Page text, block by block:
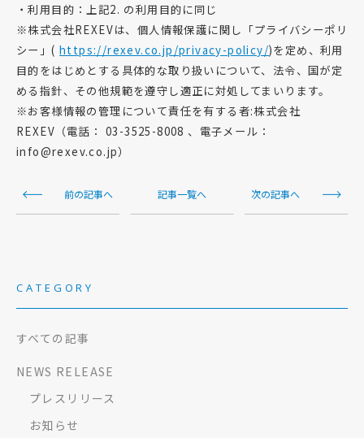
・利用目的：上記2. の利用目的に同じ
※株式会社REXEVは、個人情報保護に関し「プライバシーポリ
シー」( https://rexev.co.jp/privacy-policy/)を定め、利用
目的をはじめとする具体的な取り扱いについて、法令、国が定
める指針、その他規範を遵守し適正に対処してまいります。
※お客様情報の管理について責任を有する者:株式会社
REXEV（電話： 03-3525-8008 、電子メール：
info@rexev.co.jp）
前の記事へ 記事一覧へ 次の記事へ
CATEGORY
すべての記事
NEWS RELEASE
プレスリリース
お知らせ